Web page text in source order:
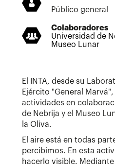
Público general
Colaboradores
Universidad de
Museo Lunar
El INTA, desde su
Ejército "General
actividades en
de Nebrija y el Museo
la Oliva.
El aire está en todas
percibimos. En esta
hacerlo visible.